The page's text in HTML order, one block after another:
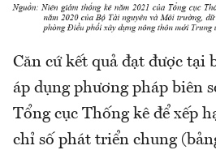
Căn cứ kết quả đạt được tại
áp dụng phương pháp biên
Tổng cục Thống kê để xếp
chỉ số phát triển chung